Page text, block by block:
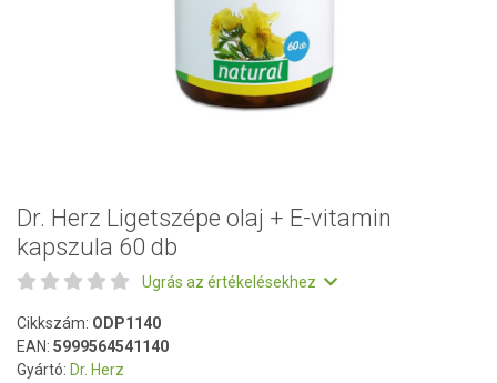
Dr. Herz Ligetszépe olaj + E-vitamin
kapszula 60 db
Ugrás az értékelésekhez
Cikkszám: ODP1140
EAN: 5999564541140
Gyártó: Dr. Herz